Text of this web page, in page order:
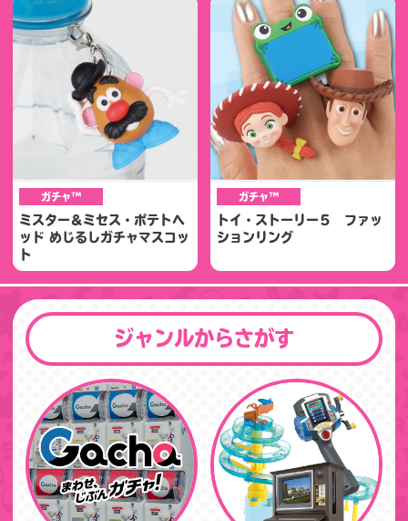
ガチャ™
ミスター＆ミセス・ポテトヘ
ッド めじるしガチャマスコッ
ト
ガチャ™
トイ・ストーリー５ ファッ
ションリング
ジャンルからさがす